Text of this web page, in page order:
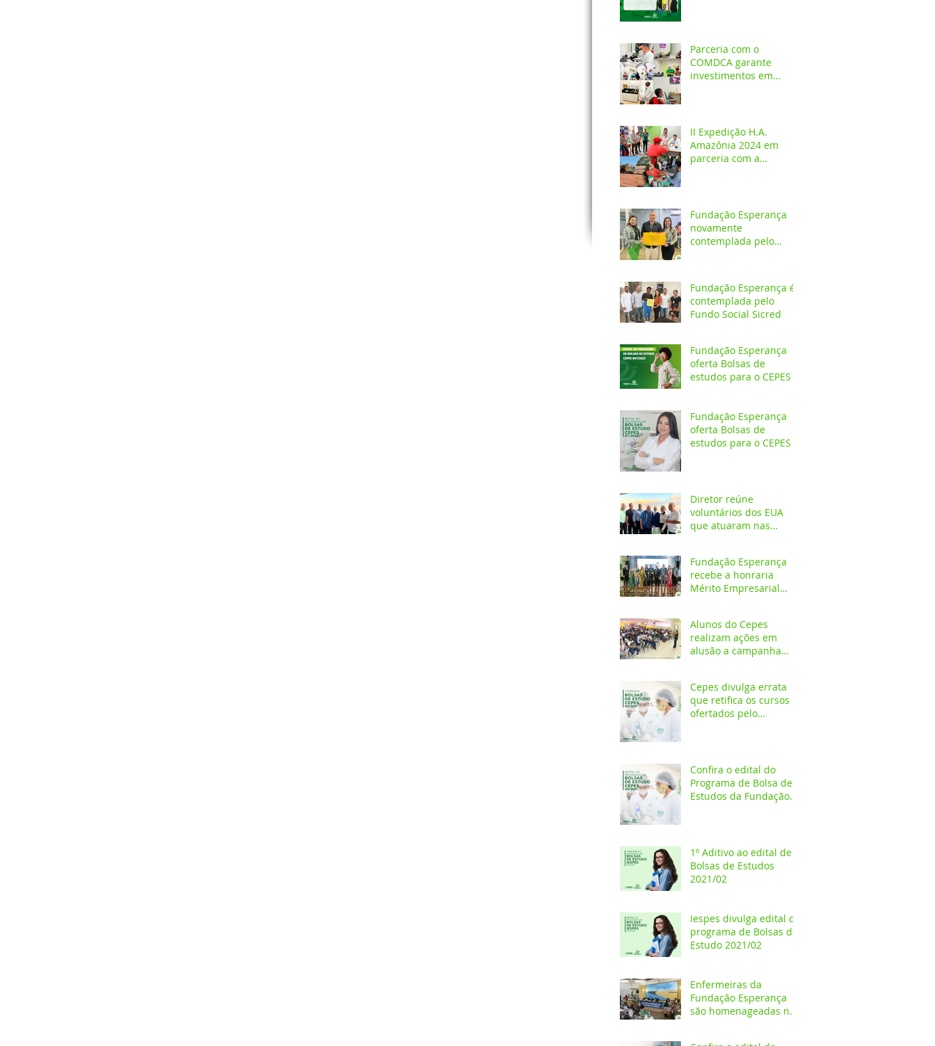
Parceria com o
COMDCA garante
investimentos em
II Expedição H.A.
Amazônia 2024 em
parceria com a
Fundação Esperança
novamente
contemplada pelo
Fundação Esperança é
contemplada pelo
Fundo Social Sicred
Fundação Esperança
oferta Bolsas de
estudos para o CEPES
Fundação Esperança
oferta Bolsas de
estudos para o CEPES
Diretor reúne
voluntários dos EUA
que atuaram nas
Fundação Esperança
recebe a honraria
Mérito Empresarial
Alunos do Cepes
realizam ações em
alusão a campanha
Cepes divulga errata
que retifica os cursos
ofertados pelo
Confira o edital do
Programa de Bolsa de
Estudos da Fundação
1º Aditivo ao edital de
Bolsas de Estudos
2021/02
Iespes divulga edital do
programa de Bolsas de
Estudo 2021/02
Enfermeiras da
Fundação Esperança
são homenageadas na